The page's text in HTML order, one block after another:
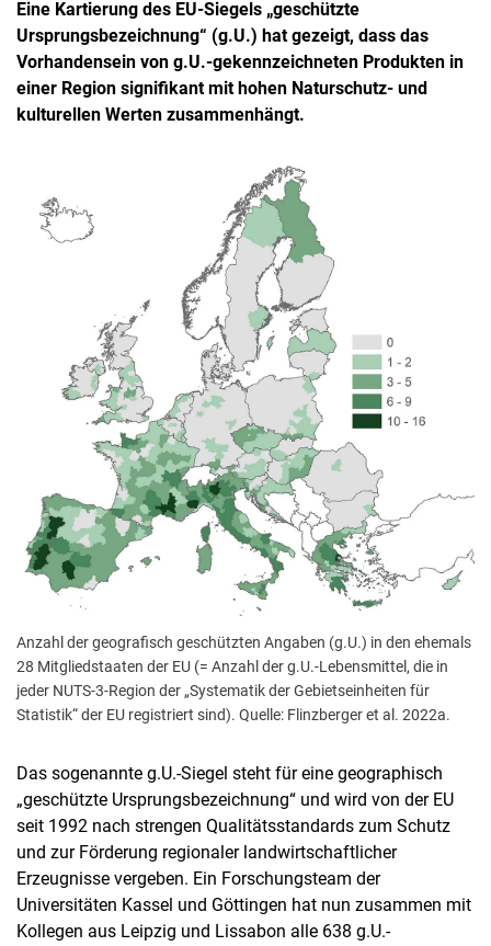
Eine Kartierung des EU-Siegels „geschützte
Ursprungsbezeichnung“ (g.U.) hat gezeigt, dass das
Vorhandensein von g.U.-gekennzeichneten Produkten in
einer Region signifikant mit hohen Naturschutz- und
kulturellen Werten zusammenhängt.
Anzahl der geografisch geschützten Angaben (g.U.) in den ehemals
28 Mitgliedstaaten der EU (= Anzahl der g.U.-Lebensmittel, die in
jeder NUTS-3-Region der „Systematik der Gebietseinheiten für
Statistik“ der EU registriert sind). Quelle: Flinzberger et al. 2022a.
Das sogenannte g.U.-Siegel steht für eine geographisch
„geschützte Ursprungsbezeichnung“ und wird von der EU
seit 1992 nach strengen Qualitätsstandards zum Schutz
und zur Förderung regionaler landwirtschaftlicher
Erzeugnisse vergeben. Ein Forschungsteam der
Universitäten Kassel und Göttingen hat nun zusammen mit
Kollegen aus Leipzig und Lissabon alle 638 g.U.-